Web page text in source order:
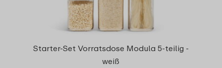
Starter-Set Vorratsdose Modula 5-teilig -
weiß